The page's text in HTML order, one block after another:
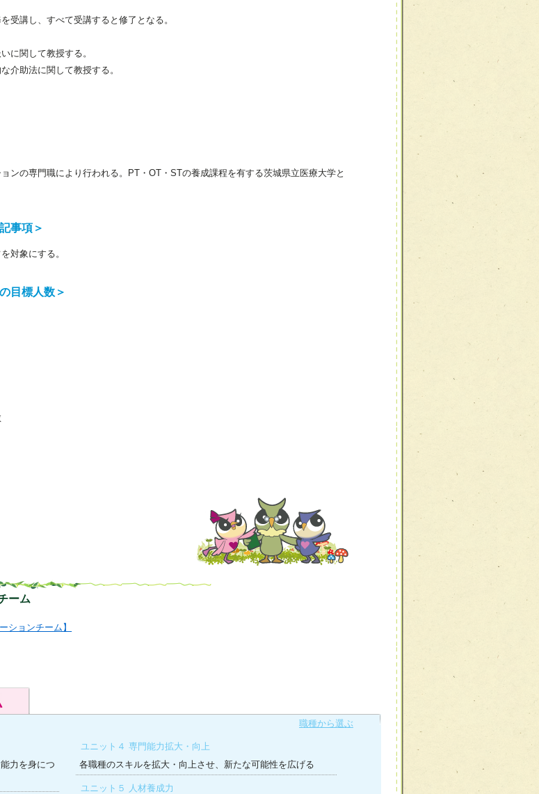
受講し、すべて受講すると修了となる。
に関して教授する。
介助法に関して教授する。
ンの専門職により行われる。PT・OT・STの養成課程を有する茨城県立医療大学と
事項＞
対象にする。
目標人数＞
ーム
ションチーム】
職種から選ぶ
力を身につ
ユニット４ 専門能力拡大・向上
各職種のスキルを拡大・向上させ、新たな可能性を広げる
ユニット５ 人材養成力